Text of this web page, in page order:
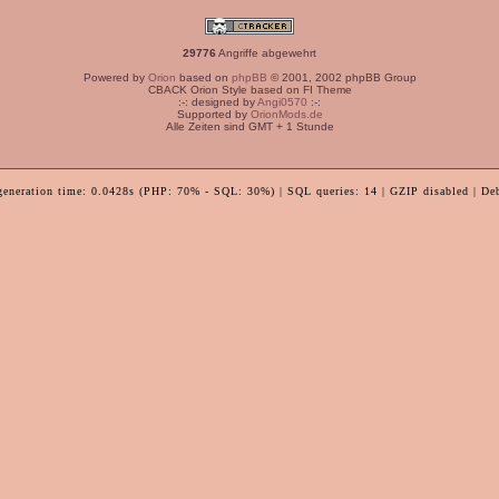
29776 Angriffe abgewehrt
Powered by Orion based on phpBB © 2001, 2002 phpBB Group
CBACK Orion Style based on FI Theme
:-: designed byAngi0570 :-:
Supported by OrionMods.de
Alle Zeiten sind GMT + 1 Stunde
time: 0.0428s (PHP: 70% - SQL: 30%) | SQL queries: 14 | GZIP disabled |